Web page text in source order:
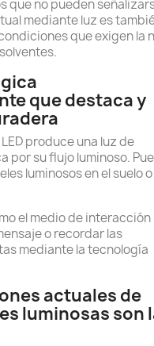
que no pueden
mediante luz es
que exigen la
que destaca y
produce una luz de
por su flujo luminoso.
luminosos en el suelo o
el medio de interacción
o recordar las
mediante la tecnología
actuales de
luminosas son